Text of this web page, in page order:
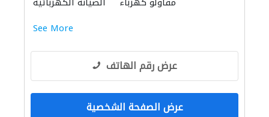
See More
عرض رقم الهاتف
عرض الصفحة الشخصية